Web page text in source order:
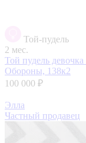
Той-пудель
2 мес.
Той пудель девочка
Обороны, 138к2
100 000 ₽
Элла
Частный продавец